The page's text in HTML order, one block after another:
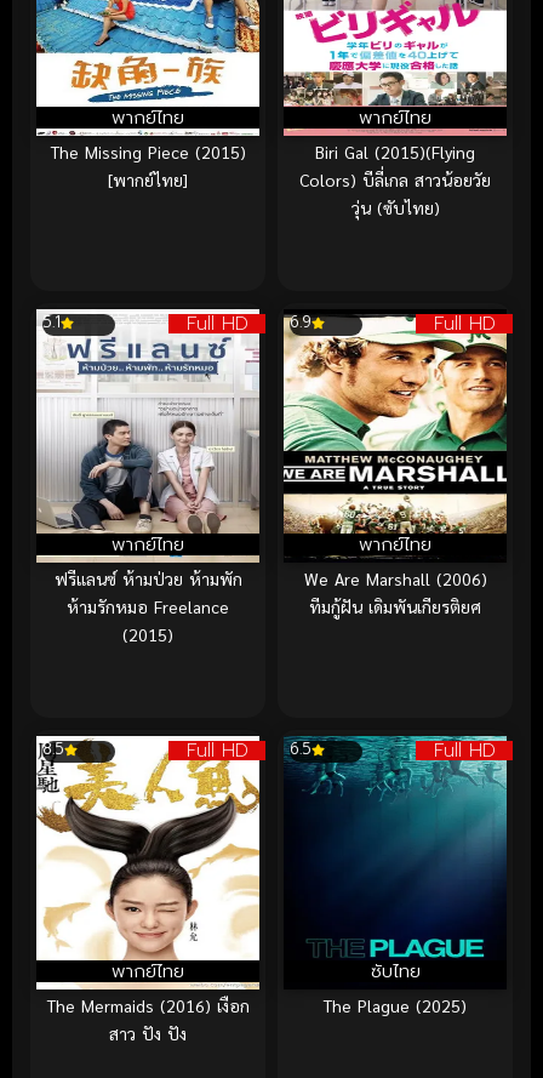
พากย์ไทย
The Missing Piece (2015)
[พากย์ไทย]
พากย์ไทย
Biri Gal (2015)(Flying
Colors) บีลี่เกล สาวน้อยวัย
วุ่น (ซับไทย)
Full HD
พากย์ไทย
5.1
ฟรีแลนซ์ ห้ามป่วย ห้ามพัก
ห้ามรักหมอ Freelance
(2015)
Full HD
พากย์ไทย
6.9
We Are Marshall (2006)
ทีมกู้ฝัน เดิมพันเกียรติยศ
Full HD
พากย์ไทย
8.5
The Mermaids (2016) เงือก
สาว ปัง ปัง
Full HD
ซับไทย
6.5
The Plague (2025)